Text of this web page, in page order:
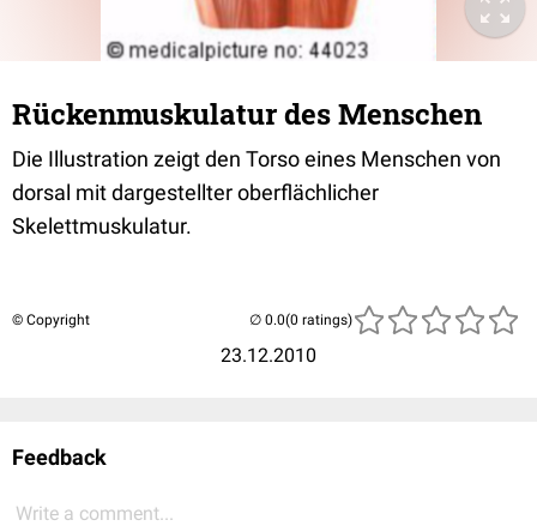
Rückenmuskulatur des Menschen
Die Illustration zeigt den Torso eines Menschen von
dorsal mit dargestellter oberflächlicher
Skelettmuskulatur.
© Copyright
23.12.2010
(0 ratings)
Feedback
Write a comment...